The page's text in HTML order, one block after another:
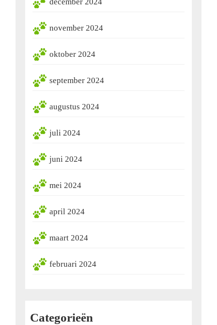
november 2024
oktober 2024
september 2024
augustus 2024
juli 2024
juni 2024
mei 2024
april 2024
maart 2024
februari 2024
Categorieën